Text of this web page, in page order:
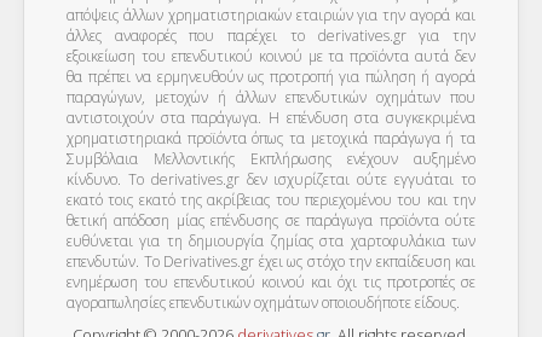
απόψεις άλλων χρηματιστηριακών εταιριών για την αγορά και
άλλες αναφορές που παρέχει το derivatives.gr για την
εξοικείωση του επενδυτικού κοινού με τα προϊόντα αυτά δεν
θα πρέπει να ερμηνευθούν ως προτροπή για πώληση ή αγορά
παραγώγων, μετοχών ή άλλων επενδυτικών οχημάτων που
αντιστοιχούν στα παράγωγα. Η επένδυση στα συγκεκριμένα
χρηματιστηριακά προϊόντα όπως τα μετοχικά παράγωγα ή τα
Συμβόλαια Μελλοντικής Εκπλήρωσης ενέχουν αυξημένο
κίνδυνο. Το derivatives.gr δεν ισχυρίζεται ούτε εγγυάται το
εκατό τοις εκατό της ακρίβειας του περιεχομένου του και την
θετική απόδοση μίας επένδυσης σε παράγωγα προϊόντα ούτε
ευθύνεται για τη δημιουργία ζημίας στα χαρτοφυλάκια των
επενδυτών. To Derivatives.gr έχει ως στόχο την εκπαίδευση και
ενημέρωση του επενδυτικού κοινού και όχι τις προτροπές σε
αγοραπωλησίες επενδυτικών οχημάτων οποιουδήποτε είδους.